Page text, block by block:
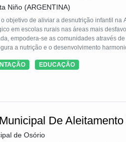
Niño (ARGENTINA)
objetivo de aliviar a desnutrição infantil
em escolas rurais nas áreas mais
empodera-se as comunidades através
a nutrição e o desenvolvimento
locais: as hortas se inserem no
EDUCAÇÃO
De
de Osório